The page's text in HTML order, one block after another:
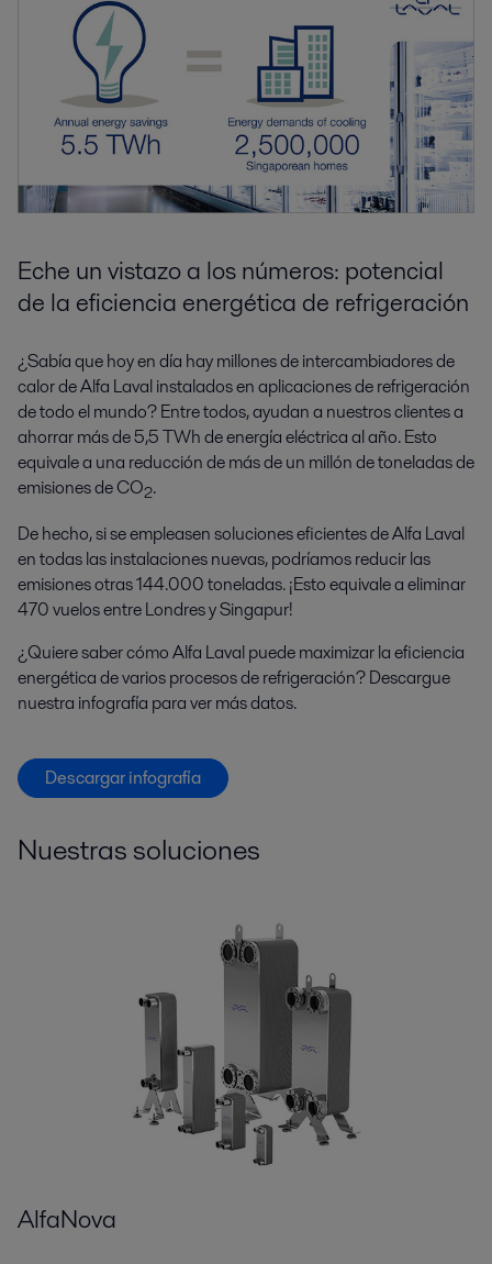
Eche un vistazo a los números: potencial
de la eficiencia energética de refrigeración
¿Sabía que hoy en día hay millones de intercambiadores de
calor de Alfa Laval instalados en aplicaciones de refrigeración
de todo el mundo? Entre todos, ayudan a nuestros clientes a
ahorrar más de 5,5 TWh de energía eléctrica al año. Esto
equivale a una reducción de más de un millón de toneladas de
emisiones de CO2.
De hecho, si se empleasen soluciones eficientes de Alfa Laval
en todas las instalaciones nuevas, podríamos reducir las
emisiones otras 144.000 toneladas. ¡Esto equivale a eliminar
470 vuelos entre Londres y Singapur!
¿Quiere saber cómo Alfa Laval puede maximizar la eficiencia
energética de varios procesos de refrigeración? Descargue
nuestra infografía para ver más datos.
Descargar infografía
Nuestras soluciones
AlfaNova